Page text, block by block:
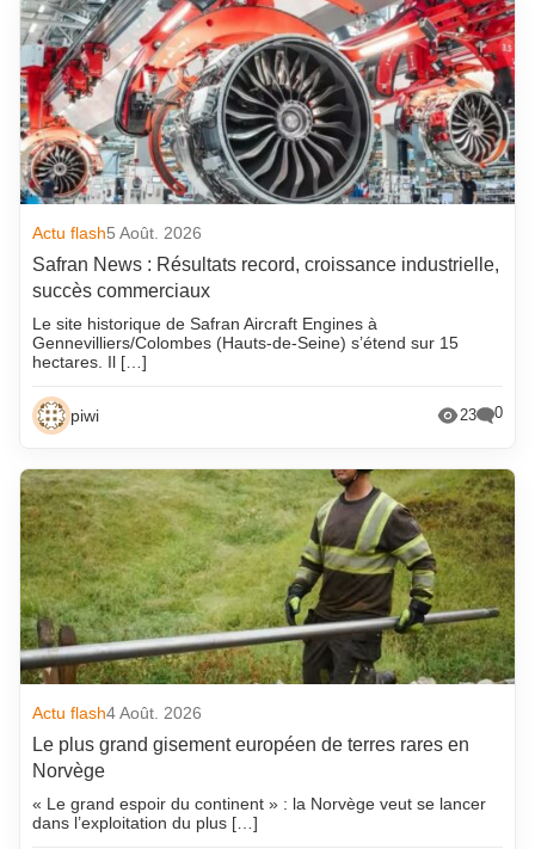
Actu flash5 Août. 2026
Safran News : Résultats record, croissance industrielle,
succès commerciaux
Le site historique de Safran Aircraft Engines à
Gennevilliers/Colombes (Hauts-de-Seine) s’étend sur 15
hectares. Il […]
piwi 23 0
Actu flash4 Août. 2026
Le plus grand gisement européen de terres rares en
Norvège
« Le grand espoir du continent » : la Norvège veut se lancer
dans l’exploitation du plus […]